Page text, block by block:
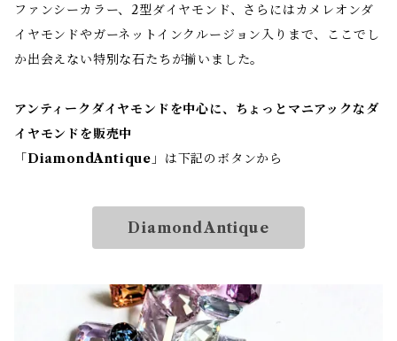
ファンシーカラー、2型ダイヤモンド、さらにはカメレオンダ
イヤモンドやガーネットインクルージョン入りまで、ここでし
か出会えない特別な石たちが揃いました。
アンティークダイヤモンドを中心に、ちょっとマニアックなダ
イヤモンドを販売中
「 DiamondAntique 」は下記のボタンから
DiamondAntique